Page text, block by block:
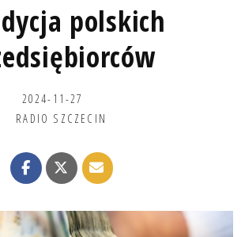
polskich
2024-11-27
RADIO SZCZECIN